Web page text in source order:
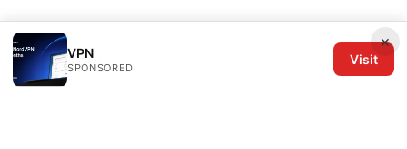
×
VPN
SPONSORED
Visit